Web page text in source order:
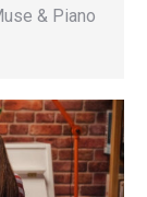
& Piano